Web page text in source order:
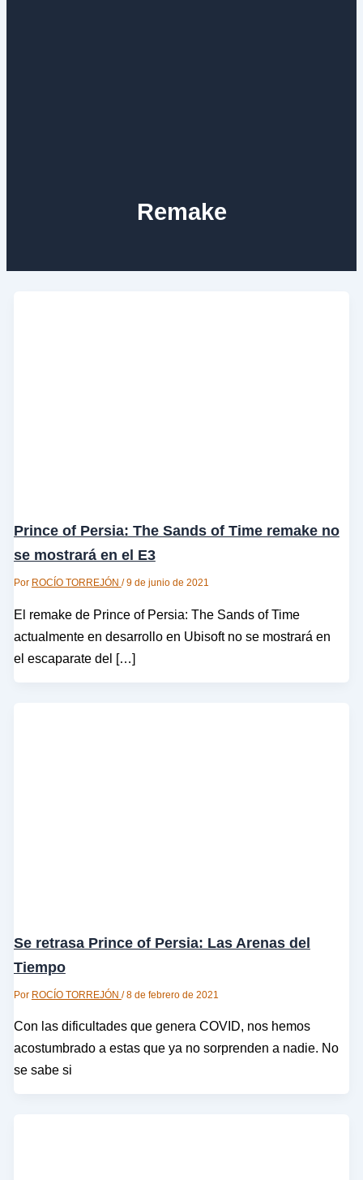
Remake
Prince of Persia: The Sands of Time remake no
se mostrará en el E3
Por ROCÍO TORREJÓN /9 de junio de 2021
El remake de Prince of Persia: The Sands of Time
actualmente en desarrollo en Ubisoft no se mostrará en
el escaparate del […]
Se retrasa Prince of Persia: Las Arenas del
Tiempo
Por ROCÍO TORREJÓN /8 de febrero de 2021
Con las dificultades que genera COVID, nos hemos
acostumbrado a estas que ya no sorprenden a nadie. No
se sabe si